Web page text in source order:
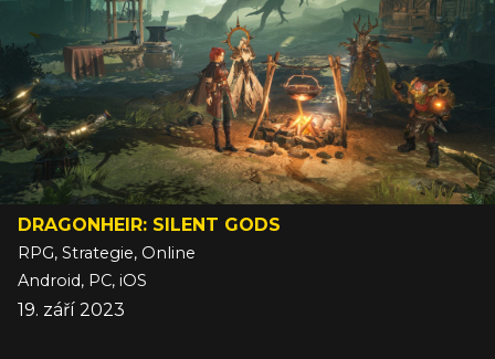
DRAGONHEIR: SILENT GODS
RPG, Strategie, Online
Android, PC, iOS
19. září 2023